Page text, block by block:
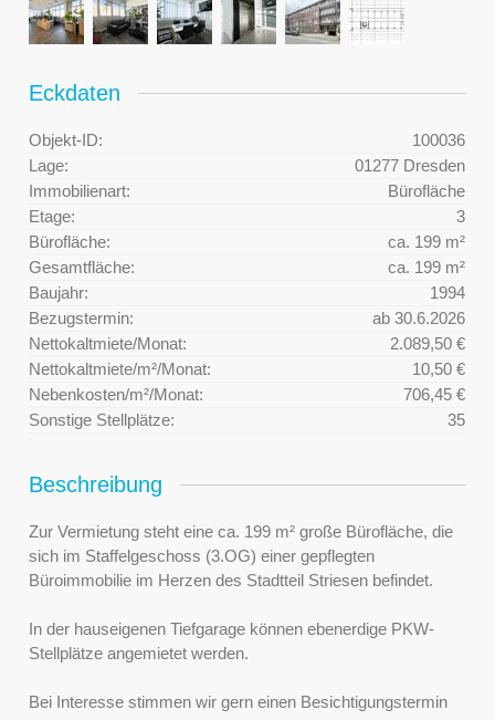
Eckdaten
Objekt-ID:
100036
Lage:
01277 Dresden
Immobilienart:
Bürofläche
Etage:
3
Bürofläche:
ca. 199 m²
Gesamtfläche:
ca. 199 m²
Baujahr:
1994
Bezugstermin:
ab 30.6.2026
Nettokaltmiete/Monat:
2.089,50 €
Nettokaltmiete/m²/Monat:
10,50 €
Nebenkosten/m²/Monat:
706,45 €
Sonstige Stellplätze:
35
Beschreibung
Zur Vermietung steht eine ca. 199 m² große Bürofläche, die
sich im Staffelgeschoss (3.OG) einer gepflegten
Büroimmobilie im Herzen des Stadtteil Striesen befindet.
In der hauseigenen Tiefgarage können ebenerdige PKW-
Stellplätze angemietet werden.
Bei Interesse stimmen wir gern einen Besichtigungstermin